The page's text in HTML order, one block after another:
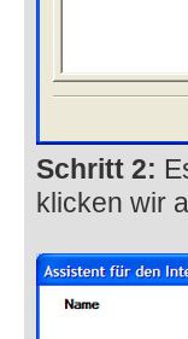
Schritt 2:
klicken wir